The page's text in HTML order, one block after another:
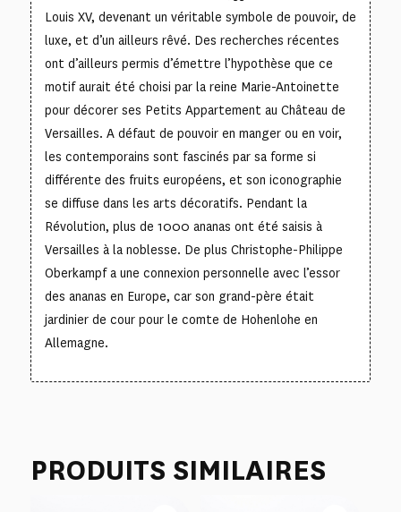
Louis XV, devenant un véritable symbole de pouvoir, de
luxe, et d’un ailleurs rêvé. Des recherches récentes
ont d’ailleurs permis d’émettre l’hypothèse que ce
motif aurait été choisi par la reine Marie-Antoinette
pour décorer ses Petits Appartement au Château de
Versailles. A défaut de pouvoir en manger ou en voir,
les contemporains sont fascinés par sa forme si
différente des fruits européens, et son iconographie
se diffuse dans les arts décoratifs. Pendant la
Révolution, plus de 1000 ananas ont été saisis à
Versailles à la noblesse. De plus Christophe-Philippe
Oberkampf a une connexion personnelle avec l’essor
des ananas en Europe, car son grand-père était
jardinier de cour pour le comte de Hohenlohe en
Allemagne.
PRODUITS SIMILAIRES